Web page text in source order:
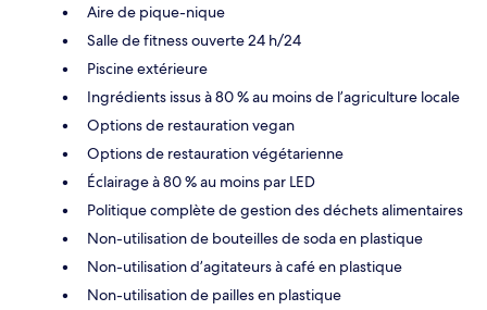
Aire de pique-nique
Salle de fitness ouverte 24 h/24
Piscine extérieure
Ingrédients issus à 80 % au moins de l’agriculture locale
Options de restauration vegan
Options de restauration végétarienne
Éclairage à 80 % au moins par LED
Politique complète de gestion des déchets alimentaires
Non-utilisation de bouteilles de soda en plastique
Non-utilisation d’agitateurs à café en plastique
Non-utilisation de pailles en plastique